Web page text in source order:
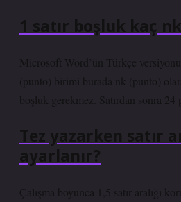
1 satır boşluk kaç
Microsoft Word’ün Türkçe
(punto) birimi burada nk (punto)
boşluk gerekmez. Satırdan sonra 24
Tez yazarken satır
ayarlanır?
Çalışma boyunca 1,5 satır aralığı